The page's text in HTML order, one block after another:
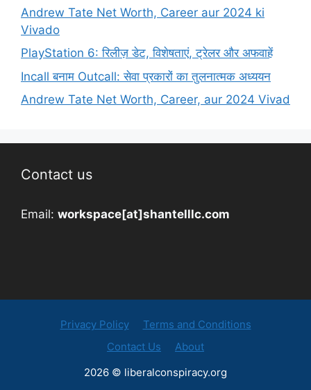
Andrew Tate Net Worth, Career aur 2024 ki
Vivado
PlayStation 6: रिलीज़ डेट, विशेषताएं, ट्रेलर और अफवाहें
Incall बनाम Outcall: सेवा प्रकारों का तुलनात्मक अध्ययन
Andrew Tate Net Worth, Career, aur 2024 Vivad
Contact us
Email: workspace[at]shantelllc.com
Privacy Policy
Terms and Conditions
Contact Us
About
2026 © liberalconspiracy.org